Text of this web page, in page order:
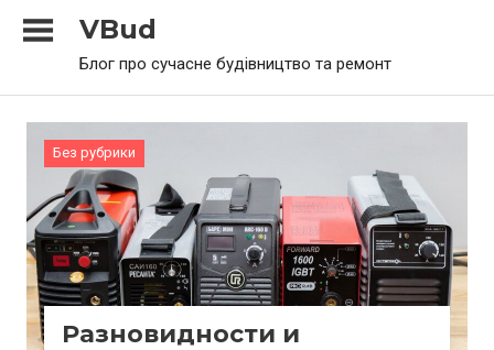
VBud
Блог про сучасне будівництво та ремонт
Без рубрики
Разновидности и